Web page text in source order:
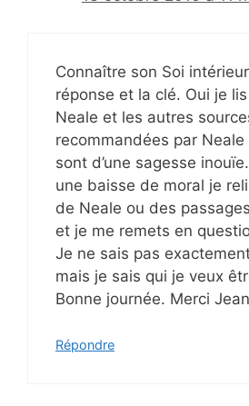
Connaître son Soi
réponse et la clé. Oui je
Neale et les autres
recommandées par
sont d’une sagesse
une baisse de moral je
de Neale ou des
et je me remets en
Je ne sais pas
mais je sais qui je veux
Bonne journée. Merci
Répondre